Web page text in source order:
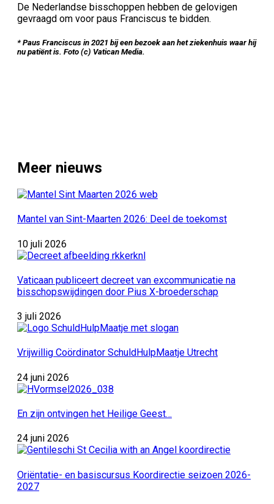
De Nederlandse bisschoppen hebben de gelovigen
gevraagd om voor paus Franciscus te bidden.
* Paus Franciscus in 2021 bij een bezoek aan het ziekenhuis waar hij
nu patiënt is. Foto (c) Vatican Media.
Meer nieuws
Mantel van Sint-Maarten 2026: Deel de toekomst
10 juli 2026
Vaticaan publiceert decreet van excommunicatie na
bisschopswijdingen door Pius X-broederschap
3 juli 2026
Vrijwillig Coördinator SchuldHulpMaatje Utrecht
24 juni 2026
En zijn ontvingen het Heilige Geest…
24 juni 2026
Oriëntatie- en basiscursus Koordirectie seizoen 2026-
2027